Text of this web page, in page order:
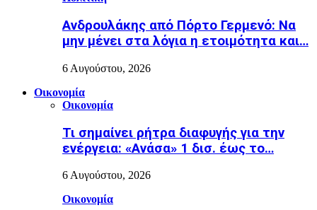
Ανδρουλάκης από Πόρτο Γερμενό: Να
μην μένει στα λόγια η ετοιμότητα και…
6 Αυγούστου, 2026
Οικονομία
Οικονομία
Τι σημαίνει ρήτρα διαφυγής για την
ενέργεια: «Ανάσα» 1 δισ. έως το…
6 Αυγούστου, 2026
Οικονομία